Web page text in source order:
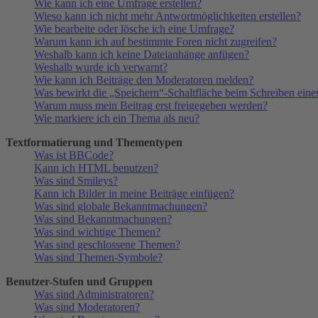
Wie kann ich eine Umfrage erstellen?
Wieso kann ich nicht mehr Antwortmöglichkeiten erstellen?
Wie bearbeite oder lösche ich eine Umfrage?
Warum kann ich auf bestimmte Foren nicht zugreifen?
Weshalb kann ich keine Dateianhänge anfügen?
Weshalb wurde ich verwarnt?
Wie kann ich Beiträge den Moderatoren melden?
Was bewirkt die „Speichern“-Schaltfläche beim Schreiben
Warum muss mein Beitrag erst freigegeben werden?
Wie markiere ich ein Thema als neu?
Textformatierung und Thementypen
Was ist BBCode?
Kann ich HTML benutzen?
Was sind Smileys?
Kann ich Bilder in meine Beiträge einfügen?
Was sind globale Bekanntmachungen?
Was sind Bekanntmachungen?
Was sind wichtige Themen?
Was sind geschlossene Themen?
Was sind Themen-Symbole?
Benutzer-Stufen und Gruppen
Was sind Administratoren?
Was sind Moderatoren?